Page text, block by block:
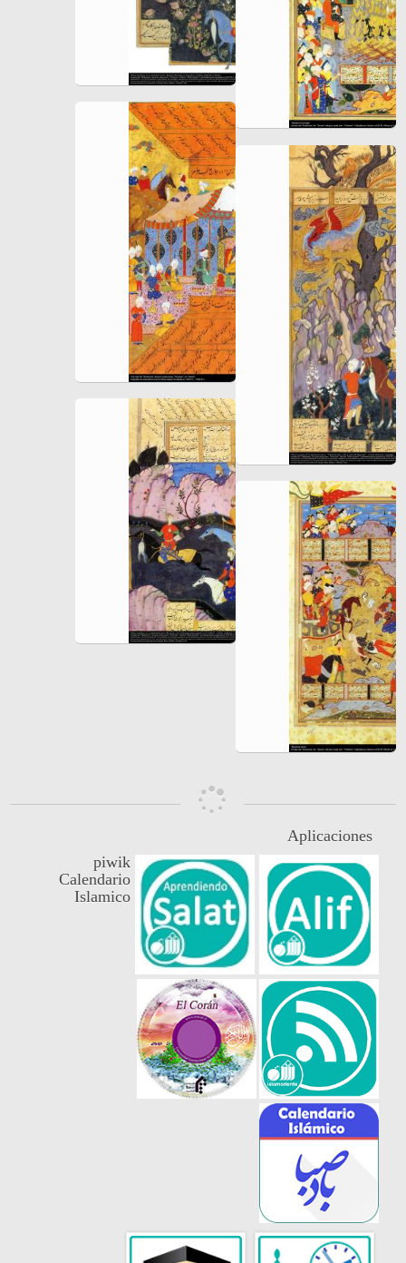
Aplicaciones
piwik
Calendario
Islamico